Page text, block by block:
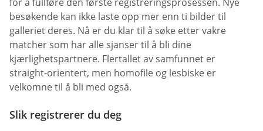
besøkende kan ikke laste opp mer enn ti bilder til
galleriet deres. Nå er du klar til å søke etter vakre
matcher som har alle sjanser til å bli dine
kjærlighetspartnere. Flertallet av samfunnet er
straight-orientert, men homofile og lesbiske er
velkomne til å bli med også.
Slik registrerer du deg